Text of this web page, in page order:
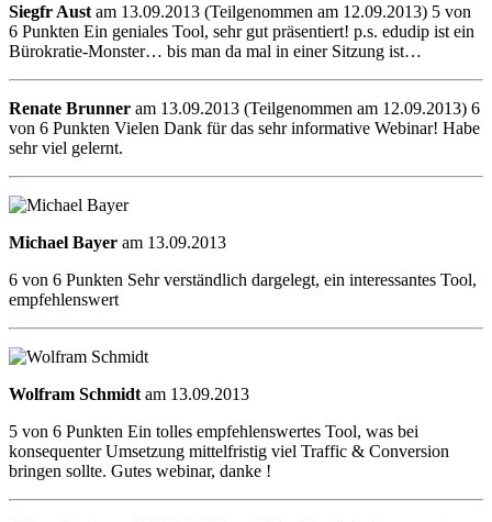
Siegfr Aust am 13.09.2013 (Teilgenommen am 12.09.2013) 5 von
6 Punkten Ein geniales Tool, sehr gut präsentiert! p.s. edudip ist ein
Bürokratie-Monster… bis man da mal in einer Sitzung ist…
Renate Brunner am 13.09.2013 (Teilgenommen am 12.09.2013) 6
von 6 Punkten Vielen Dank für das sehr informative Webinar! Habe
sehr viel gelernt.
Michael Bayer am 13.09.2013
6 von 6 Punkten Sehr verständlich dargelegt, ein interessantes Tool,
empfehlenswert
Wolfram Schmidt am 13.09.2013
5 von 6 Punkten Ein tolles empfehlenswertes Tool, was bei
konsequenter Umsetzung mittelfristig viel Traffic & Conversion
bringen sollte. Gutes webinar, danke !